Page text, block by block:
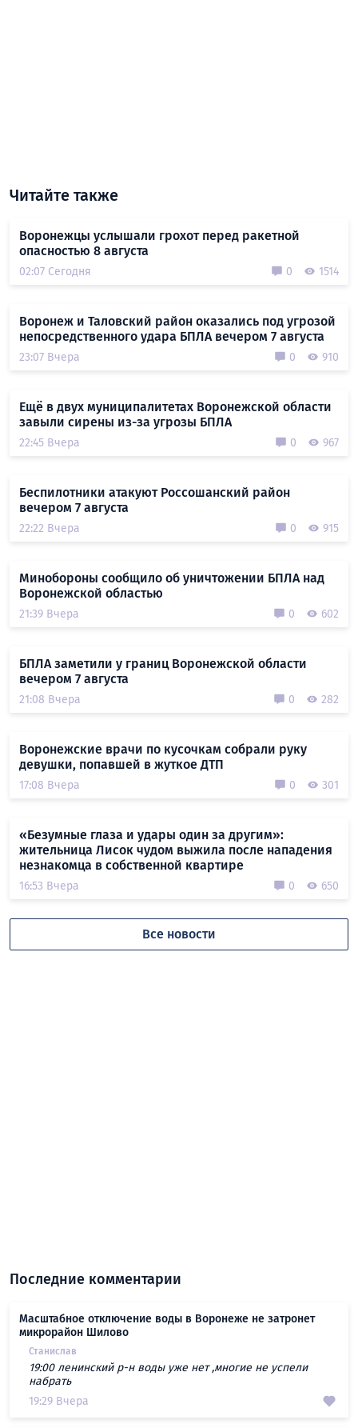
Читайте также
Воронежцы услышали грохот перед ракетной
опасностью 8 августа
02:07 Сегодня 0 1514
Воронеж и Таловский район оказались под угрозой
непосредственного удара БПЛА вечером 7 августа
23:07 Вчера 0 910
Ещё в двух муниципалитетах Воронежской области
завыли сирены из-за угрозы БПЛА
22:45 Вчера 0 967
Беспилотники атакуют Россошанский район
вечером 7 августа
22:22 Вчера 0 915
Минобороны сообщило об уничтожении БПЛА над
Воронежской областью
21:39 Вчера 0 602
БПЛА заметили у границ Воронежской области
вечером 7 августа
21:08 Вчера 0 282
Воронежские врачи по кусочкам собрали руку
девушки, попавшей в жуткое ДТП
17:08 Вчера 0 301
«Безумные глаза и удары один за другим»:
жительница Лисок чудом выжила после нападения
незнакомца в собственной квартире
16:53 Вчера 0 650
Все новости
Последние комментарии
Масштабное отключение воды в Воронеже не затронет
микрорайон Шилово
Станислав
19:00 ленинский р-н воды уже нет ,многие не успели
набрать
19:29 Вчера